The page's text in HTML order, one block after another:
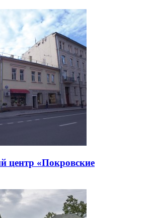
центр «Покровские